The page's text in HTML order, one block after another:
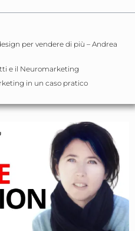
per vendere di più – Andrea
e il Neuromarketing
in un caso pratico